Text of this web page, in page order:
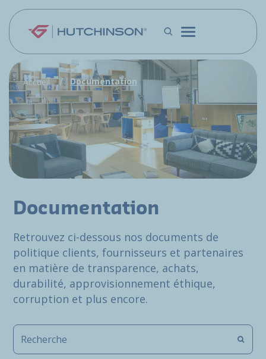
Aller au contenu principal
Accueil Documentation
Documentation
Retrouvez ci-dessous nos documents de
politique clients, fournisseurs et partenaires
en matière de transparence, achats,
durabilité, approvisionnement éthique,
corruption et plus encore.